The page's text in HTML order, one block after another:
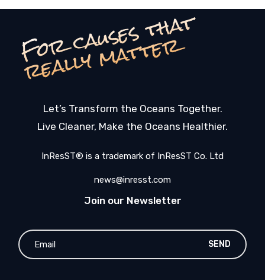
F
o
r
c
a
u
s
e
s
t
h
a
t
r
e
a
l
l
y
m
a
t
t
e
r
Let’s Transform the Oceans Together.
Live Cleaner, Make the Oceans Healthier.
InResST® is a trademark of InResST Co. Ltd
news@inresst.com
Join our Newsletter
SEND